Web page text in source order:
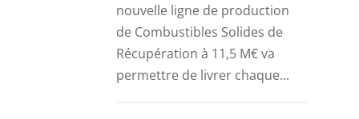
nouvelle ligne de production
de Combustibles Solides de
Récupération à 11,5 M€ va
permettre de livrer chaque...